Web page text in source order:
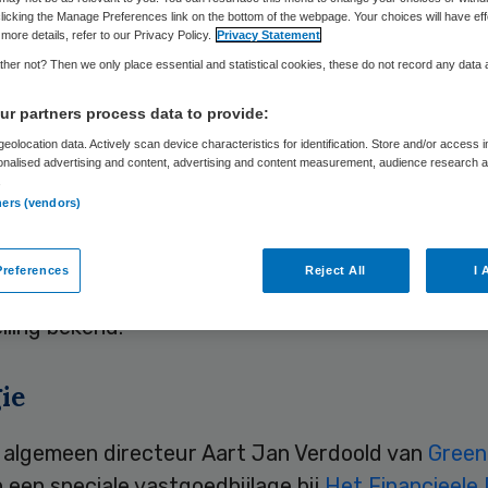
Skipr Redactie 8 juni 2010,13:39 41 keer gelezen
Green Real Estate,
Jan Zeeman, gaat beleggen in scholen
van twee vestigingen van het ROC Leiden.
een derde investering in het vastgoed van
bekend.
directeur Aart Jan Verdoold van
the Manage Preferences link on the bottom of the webpage. Your choices will have
details, refer to our Privacy Policy. Privacy Statement
not? Then we only place essential and statistical cookies, these do not record any data
partners process data to provide:
data. Actively scan device characteristics for identification. Store and/or access
advertising and content, advertising and content measurement, audience research
(vendors)
Reject All I